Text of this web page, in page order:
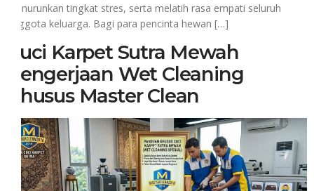
menurunkan tingkat stres, serta melatih rasa empati seluruh
anggota keluarga. Bagi para pencinta hewan […]
Cuci Karpet Sutra Mewah
Pengerjaan Wet Cleaning
Khusus Master Clean